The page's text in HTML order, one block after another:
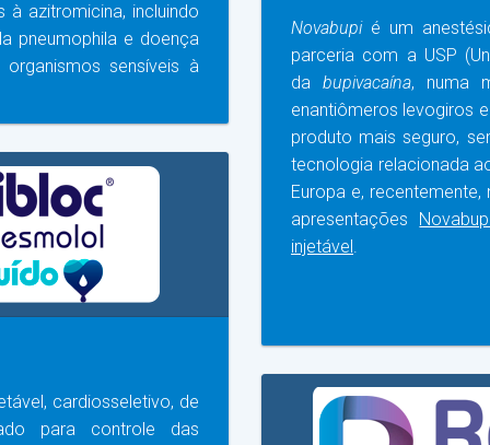
à azitromicina, incluindo
pneumophila e doença
sensíveis à
cardiosseletivo, de
para controle das
Novabupié um
parceria com a USP
da bupivacaína, numa
enantiômeros levogiros
produto mais seguro,
tecnologia relacionada
Europa e,
apresentações
injetável.